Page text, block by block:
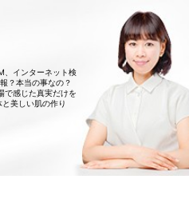
、インターネット検
？本当の事なの？
で感じた真実だけを
美しい肌の作り